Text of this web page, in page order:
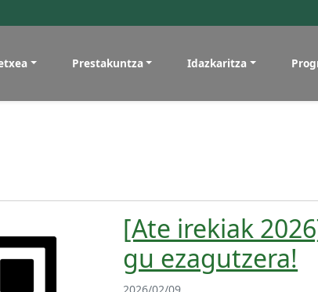
Prestakuntza Idazkaritza
[Ate irekiak
gu ezagutzera!